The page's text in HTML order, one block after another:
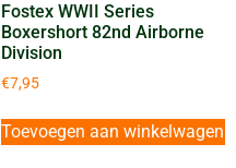
Fostex WWII Series
Boxershort 82nd Airborne
Division
€7,95
Toevoegen aan winkelwagen